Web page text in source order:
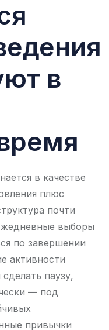
в
в качестве
плюс
почти
выборы
по завершении
активности
паузу,
— под
привычки